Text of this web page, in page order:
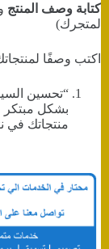
كتابة وصف المنتج
لمتجرك)
اكتب وصفًا
“تحسين
بشكل مبتكر
منتجاتك في